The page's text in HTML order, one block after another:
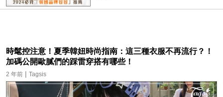
時髦控注意！夏季韓妞時尚指南：這三種衣服不再流行？！
加碼公開歐膩們的踩雷穿搭有哪些！
2 年前 | Tagsis